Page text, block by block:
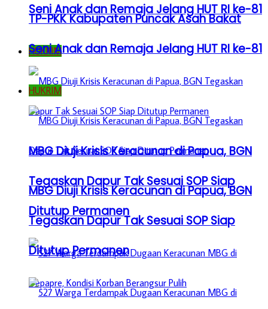
Seni Anak dan Remaja Jelang HUT RI ke-81
HUKRIM
MBG Diuji Krisis Keracunan di Papua, BGN
Tegaskan Dapur Tak Sesuai SOP Siap
Ditutup Permanen
TP-PKK Kabupaten Puncak Asah Bakat
Seni Anak dan Remaja Jelang HUT RI ke-81
HUKRIM
MBG Diuji Krisis Keracunan di Papua, BGN
Tegaskan Dapur Tak Sesuai SOP Siap
Ditutup Permanen